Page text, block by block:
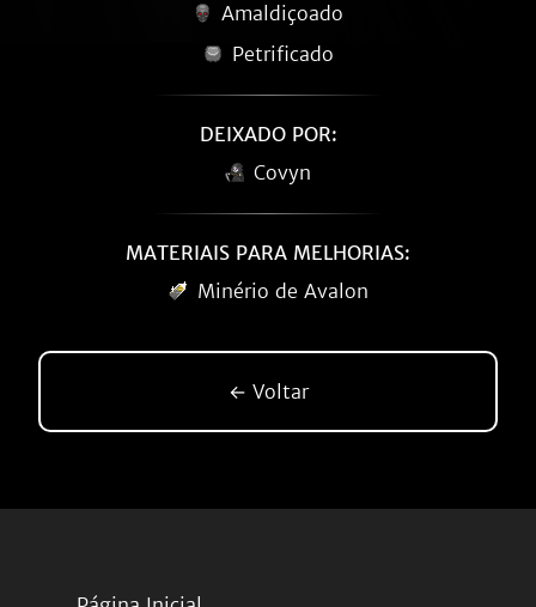
Amaldiçoado
Petrificado
DEIXADO POR:
Covyn
MATERIAIS PARA MELHORIAS:
Minério de Avalon
← Voltar